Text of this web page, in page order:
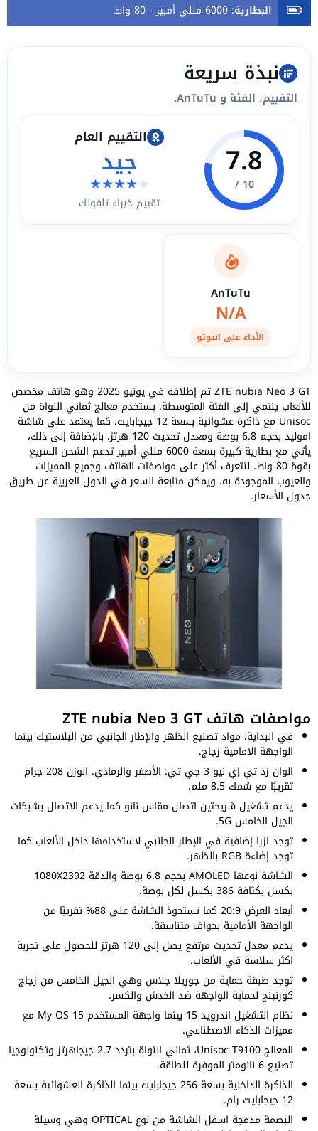
البطارية: 6000 مللي أمبير - 80 واط
نبذة سريعة
التقييم، الفئة و AnTuTu.
7.8
10 /
التقييم العام
جيد
★★★★★
تقييم خبراء تلفونك
AnTuTu
N/A
الأداء على انتوتو
ZTE nubia Neo 3 GT تم إطلاقه في يونيو 2025 وهو هاتف مخصص
للألعاب ينتمي إلى الفئة المتوسطة. يستخدم معالج ثماني النواة من
Unisoc مع ذاكرة عشوائية بسعة 12 جيجابايت. كما يعتمد على شاشة
اموليد بحجم 6.8 بوصة ومعدل تحديث 120 هرتز. بالإضافة إلى ذلك،
يأتي مع بطارية كبيرة بسعة 6000 مللي أمبير تدعم الشحن السريع
بقوة 80 واط. لنتعرف أكثر على مواصفات الهاتف وجميع المميزات
والعيوب الموجودة به، ويمكن متابعة السعر في الدول العربية عن طريق
جدول الأسعار.
مواصفات هاتف ZTE nubia Neo 3 GT
في البداية، مواد تصنيع الظهر والإطار الجانبي من البلاستيك بينما
الواجهة الامامية زجاج.
الوان زد تي إي نيو 3 جي تي: الأصفر والرمادي. الوزن 208 جرام
تقريبًا مع سُمك 8.5 ملم.
يدعم تشغيل شريحتين اتصال مقاس نانو كما يدعم الاتصال بشبكات
الجيل الخامس 5G.
توجد ازرا إضافية في الإطار الجانبي لاستخدامها داخل الألعاب كما
توجد إضاءة RGB بالظهر.
الشاشة نوعها AMOLED بحجم 6.8 بوصة والدقة 1080X2392
بكسل بكثافة 386 بكسل لكل بوصة.
أبعاد العرض 20:9 كما تستحوذ الشاشة على 88% تقريبًا من
الواجهة الأمامية بحواف متناسقة.
يدعم معدل تحديث مرتفع يصل إلى 120 هرتز للحصول على تجربة
اكثر سلاسة في الألعاب.
توجد طبقة حماية من جوريلا جلاس وهي الجيل الخامس من زجاج
كورنينج لحماية الواجهة ضد الخدش والكسر.
نظام التشغيل اندرويد 15 بينما واجهة المستخدم My OS 15 مع
مميزات الذكاء الاصطناعي.
المعالج Unisoc T9100، ثماني النواة بتردد 2.7 جيجاهرتز وتكنولوجيا
تصنيع 6 نانومتر الموفرة للطاقة.
الذاكرة الداخلية بسعة 256 جيجابايت بينما الذاكرة العشوائية بسعة
12 جيجابايت رام.
البصمة مدمجة اسفل الشاشة من نوع OPTICAL وهي وسيلة